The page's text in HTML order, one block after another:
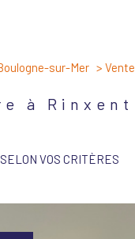
sur-Mer Vente
à Rinxent
VOS CRITÈRES